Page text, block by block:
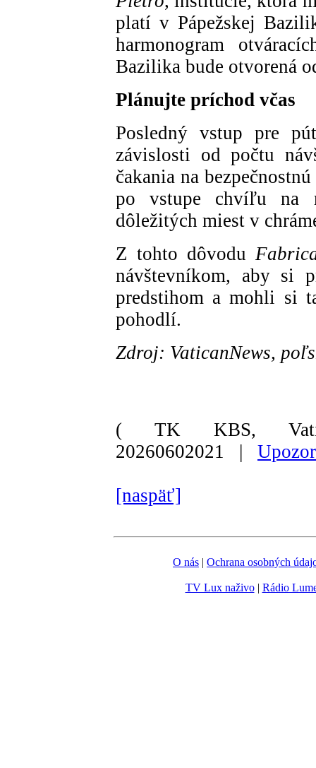
platí v Pápežskej
harmonogram
Bazilika bude otvorená
Plánujte príchod včas
Posledný vstup pre
závislosti od počtu
čakania na
po vstupe chvíľu na
dôležitých miest v
Z tohto dôvodu
návštevníkom, aby si
predstihom a mohli si
pohodlí.
Zdroj: VaticanNews,
( TK KBS,
20260602021 |
[naspäť]
O nás | Ochrana osobných
TV Lux naživo| Rádio